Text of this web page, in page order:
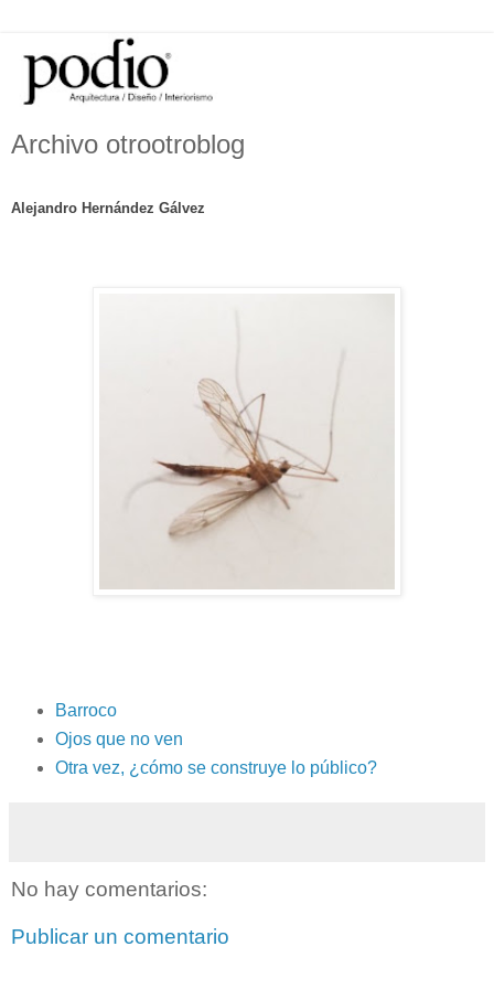
Archivo otrootroblog
Alejandro Hernández Gálvez
Barroco
Ojos que no ven
Otra vez, ¿cómo se construye lo público?
No hay comentarios:
Publicar un comentario